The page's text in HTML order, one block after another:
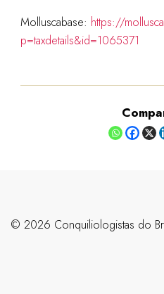
Molluscabase: https://
p=taxdetails&id=1065371
©️ 2026 Conquiliologistas do